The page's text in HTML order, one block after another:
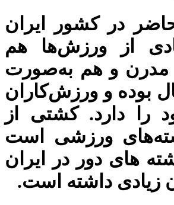
در کشور ایران
از ورزش‌ها هم
و هم به‌صورت
بوده و ورزش‌کاران
را دارد. کشتی از
ورزشی است
های دور در ایران
زیادی داشته است.